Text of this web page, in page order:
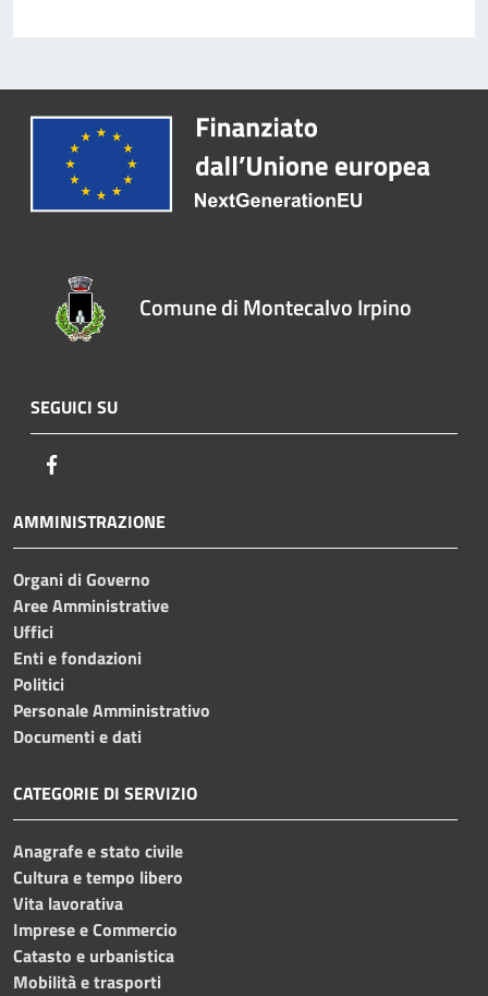
Comune di Montecalvo Irpino
SEGUICI SU
AMMINISTRAZIONE
Organi di Governo
Aree Amministrative
Uffici
Enti e fondazioni
Politici
Personale Amministrativo
Documenti e dati
CATEGORIE DI SERVIZIO
Anagrafe e stato civile
Cultura e tempo libero
Vita lavorativa
Imprese e Commercio
Catasto e urbanistica
Mobilità e trasporti